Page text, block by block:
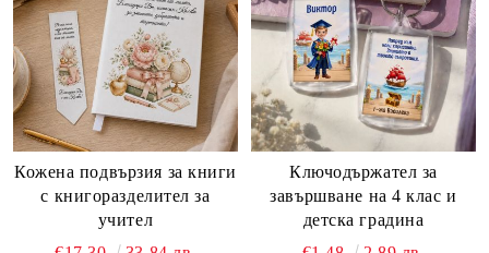
Кожена подвързия за книги
с книгоразделител за
учител
Ключодържател за
завършване на 4 клас и
детска градина